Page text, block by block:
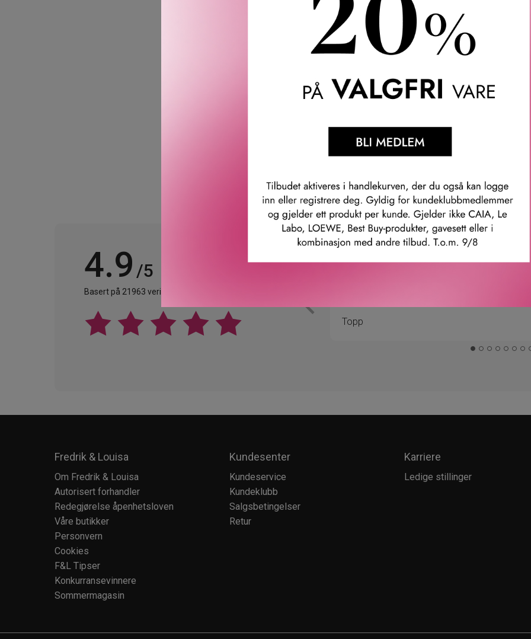
HERMÈS PARFUMS
TWILLY D’HERMÈS EAU
HERMÈS PARFUMS
TWILLY D’HERMÈS EAU
FRA985KR
2 VARIANTER
Våre kunder om oss
4.9 /5
Basert på 21963 verifiserte omtaler.
Anette L.
Topp
Fredrik & Louisa
Om Fredrik & Louisa
Autorisert forhandler
Redegjørelse åpenhetsloven
Våre butikker
Personvern
Cookies
F&L Tipser
Konkurransevinnere
Sommermagasin
Kundesenter
Kundeservice
Kundeklubb
Salgsbetingelser
Retur
Karriere
Ledige stillinger